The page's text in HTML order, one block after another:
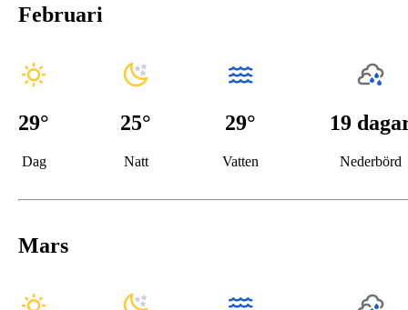
Februari
29°
Dag
25°
Natt
29°
Vatten
19
Nederbörd
Mars